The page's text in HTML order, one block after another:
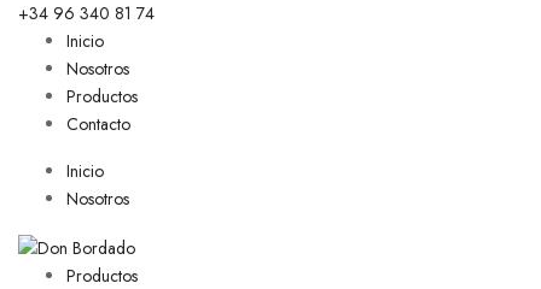
+34 96 340 81 74
Inicio
Nosotros
Productos
Contacto
Inicio
Nosotros
Productos